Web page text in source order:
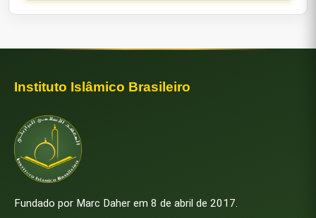
Instituto Islâmico Brasileiro
Fundado por Marc Daher em 8 de abril de 2017.